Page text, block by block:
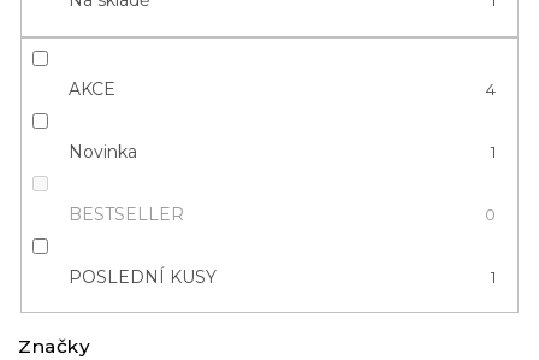
t
ů
AKCE 4
Novinka 1
BESTSELLER 0
POSLEDNÍ KUSY 1
Značky